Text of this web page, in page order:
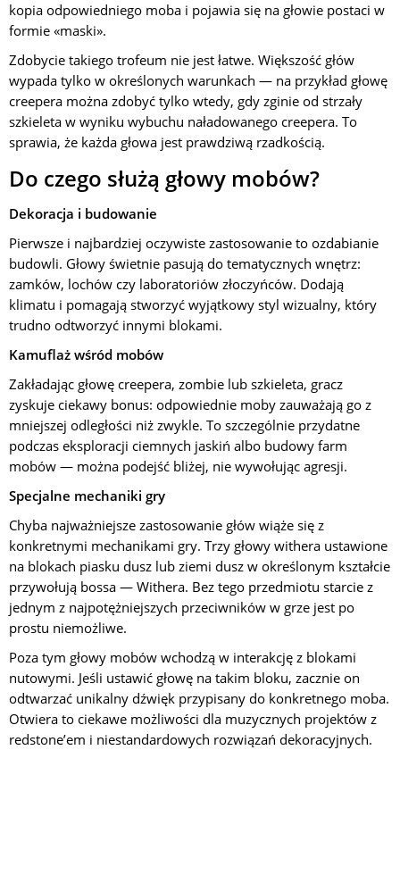
kopia odpowiedniego moba i pojawia się na głowie postaci w
formie «maski».
Zdobycie takiego trofeum nie jest łatwe. Większość głów
wypada tylko w określonych warunkach — na przykład głowę
creepera można zdobyć tylko wtedy, gdy zginie od strzały
szkieleta w wyniku wybuchu naładowanego creepera. To
sprawia, że każda głowa jest prawdziwą rzadkością.
Do czego służą głowy mobów?
Dekoracja i budowanie
Pierwsze i najbardziej oczywiste zastosowanie to ozdabianie
budowli. Głowy świetnie pasują do tematycznych wnętrz:
zamków, lochów czy laboratoriów złoczyńców. Dodają
klimatu i pomagają stworzyć wyjątkowy styl wizualny, który
trudno odtworzyć innymi blokami.
Kamuflaż wśród mobów
Zakładając głowę creepera, zombie lub szkieleta, gracz
zyskuje ciekawy bonus: odpowiednie moby zauważają go z
mniejszej odległości niż zwykle. To szczególnie przydatne
podczas eksploracji ciemnych jaskiń albo budowy farm
mobów — można podejść bliżej, nie wywołując agresji.
Specjalne mechaniki gry
Chyba najważniejsze zastosowanie głów wiąże się z
konkretnymi mechanikami gry. Trzy głowy withera ustawione
na blokach piasku dusz lub ziemi dusz w określonym kształcie
przywołują bossa — Withera. Bez tego przedmiotu starcie z
jednym z najpotężniejszych przeciwników w grze jest po
prostu niemożliwe.
Poza tym głowy mobów wchodzą w interakcję z blokami
nutowymi. Jeśli ustawić głowę na takim bloku, zacznie on
odtwarzać unikalny dźwięk przypisany do konkretnego moba.
Otwiera to ciekawe możliwości dla muzycznych projektów z
redstone’em i niestandardowych rozwiązań dekoracyjnych.